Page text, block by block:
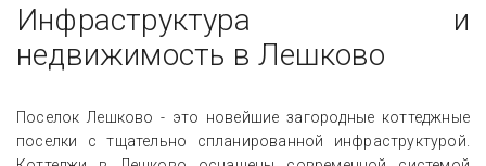
Инфраструктура и
недвижимость в Лешково
Поселок Лешково - это новейшие загородные коттеджные
поселки с тщательно спланированной инфраструктурой.